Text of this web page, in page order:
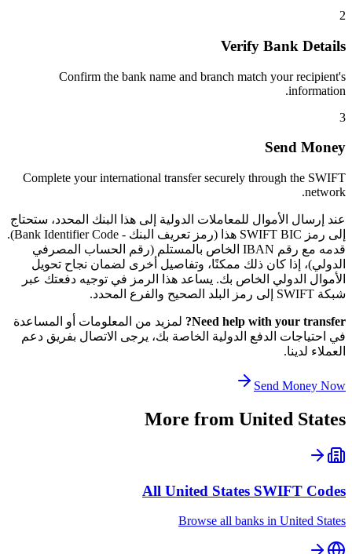
2
Verify Bank Details
Confirm the bank name and branch match your recipient's
information.
3
Send Money
Complete your international transfer securely through the SWIFT
network.
عند إرسال الأموال للمعاملات الدولية إلى هذا البنك المحدد، ستحتاج
إلى رمز SWIFT BIC هذا (رمز تعريف البنك - Bank Identifier Code).
قدمه مع رقم IBAN الخاص بالمستلم (رقم الحساب المصرفي
الدولي)، إذا كان ذلك ممكنًا، وتفاصيل أخرى لضمان نجاح تحويل
الأموال الدولي الخاص بك. يساعد هذا الرمز في توجيه دفعتك عبر
شبكة SWIFT إلى رمز البلد الصحيح والفرع المحدد.
Need help with your transfer?
لمزيد من المعلومات أو المساعدة
في احتياجات الدفع الدولية الخاصة بك، يرجى الاتصال بفريق دعم
العملاء لدينا.
Send Money Now
More from United States
All United States SWIFT Codes
Browse all banks in United States